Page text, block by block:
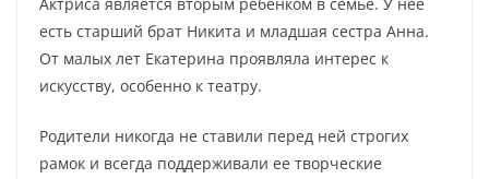
есть старший брат Никита и младшая сестра Анна.
От малых лет Екатерина проявляла интерес к
искусству, особенно к театру.
Родители никогда не ставили перед ней строгих
рамок и всегда поддерживали ее творческие